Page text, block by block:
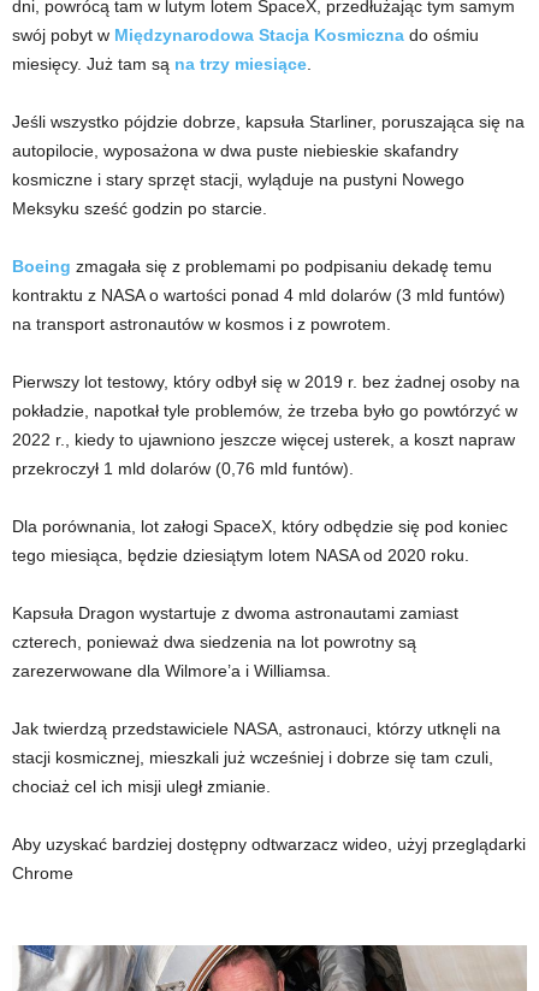
dni, powrócą tam w lutym lotem SpaceX, przedłużając tym samym
swój pobyt w Międzynarodowa Stacja Kosmiczna do ośmiu
miesięcy. Już tam są na trzy miesiące.
Jeśli wszystko pójdzie dobrze, kapsuła Starliner, poruszająca się na
autopilocie, wyposażona w dwa puste niebieskie skafandry
kosmiczne i stary sprzęt stacji, wyląduje na pustyni Nowego
Meksyku sześć godzin po starcie.
Boeing zmagała się z problemami po podpisaniu dekadę temu
kontraktu z NASA o wartości ponad 4 mld dolarów (3 mld funtów)
na transport astronautów w kosmos i z powrotem.
Pierwszy lot testowy, który odbył się w 2019 r. bez żadnej osoby na
pokładzie, napotkał tyle problemów, że trzeba było go powtórzyć w
2022 r., kiedy to ujawniono jeszcze więcej usterek, a koszt napraw
przekroczył 1 mld dolarów (0,76 mld funtów).
Dla porównania, lot załogi SpaceX, który odbędzie się pod koniec
tego miesiąca, będzie dziesiątym lotem NASA od 2020 roku.
Kapsuła Dragon wystartuje z dwoma astronautami zamiast
czterech, ponieważ dwa siedzenia na lot powrotny są
zarezerwowane dla Wilmore’a i Williamsa.
Jak twierdzą przedstawiciele NASA, astronauci, którzy utknęli na
stacji kosmicznej, mieszkali już wcześniej i dobrze się tam czuli,
chociaż cel ich misji uległ zmianie.
Aby uzyskać bardziej dostępny odtwarzacz wideo, użyj przeglądarki
Chrome